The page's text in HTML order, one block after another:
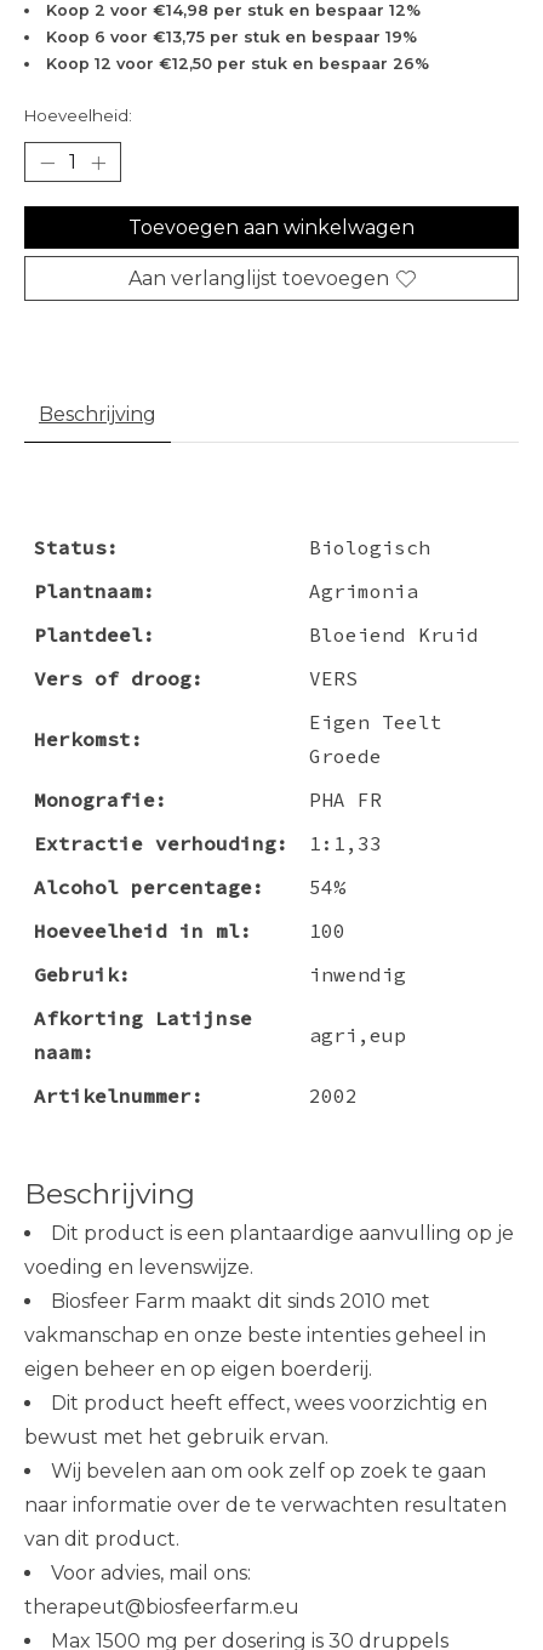
Koop 2 voor €14,98 per stuk en bespaar 12%
Koop 6 voor €13,75 per stuk en bespaar 19%
Koop 12 voor €12,50 per stuk en bespaar 26%
Hoeveelheid:
Toevoegen aan winkelwagen
Aan verlanglijst toevoegen
Beschrijving
Status:
Biologisch
Plantnaam:
Agrimonia
Plantdeel:
Bloeiend Kruid
Vers of droog:
VERS
Herkomst:
Eigen Teelt
Groede
Monografie:
PHA FR
Extractie verhouding:
1:1,33
Alcohol percentage:
54%
Hoeveelheid in ml:
100
Gebruik:
inwendig
Afkorting Latijnse
naam:
agri,eup
Artikelnummer: 2002
Beschrijving
Dit product is een plantaardige aanvulling op je
voeding en levenswijze.
Biosfeer Farm maakt dit sinds 2010 met
vakmanschap en onze beste intenties geheel in
eigen beheer en op eigen boerderij.
Dit product heeft effect, wees voorzichtig en
bewust met het gebruik ervan.
Wij bevelen aan om ook zelf op zoek te gaan
naar informatie over de te verwachten resultaten
van dit product.
Voor advies, mail ons:
therapeut@biosfeerfarm.eu
Max 1500 mg per dosering is 30 druppels